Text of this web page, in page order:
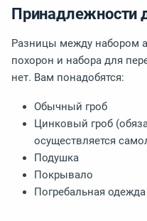
Принадлежности
Разницы между набором
похорон и набора для
нет. Вам понадобятся:
Обычный гроб
Цинковый гроб
осуществляется
Подушка
Покрывало
Погребальная